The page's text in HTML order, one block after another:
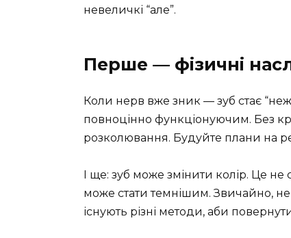
невеличкі “але”.
Перше — фізичні
Коли нерв вже зник — зуб стає
повноцінно функціонуючим. Без
розколювання. Будуйте плани на
І ще: зуб може змінити колір. Це
може стати темнішим. Звичайно,
існують різні методи, аби